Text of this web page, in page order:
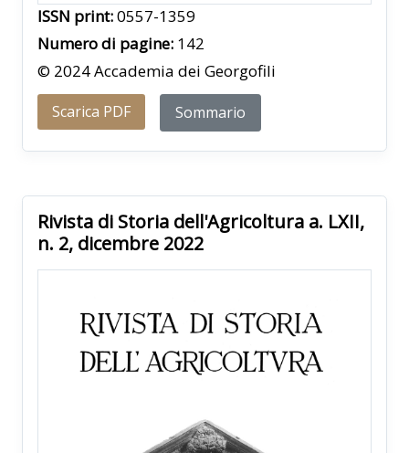
ISSN print:0557-1359
Numero di pagine: 142
© 2024 Accademia dei Georgofili
Scarica PDF Sommario
Rivista di Storia dell'Agricoltura a. LXII,
n. 2, dicembre 2022